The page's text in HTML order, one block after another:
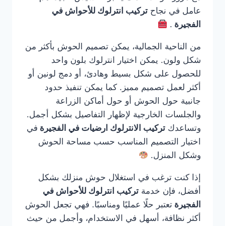
عامل في نجاح تركيب انترلوك للأحواش في
الفجيرة .
من الناحية الجمالية، يمكن تصميم الحوش بأكثر من
شكل ولون. يمكن اختيار انترلوك بلون واحد
للحصول على شكل بسيط وهادئ، أو دمج لونين أو
أكثر لعمل تصميم مميز. كما يمكن تنفيذ حدود
جانبية حول الحوش أو حول أماكن الزراعة
والجلسات الخارجية لإظهار التفاصيل بشكل أجمل.
وتساعدك تركيب الانترلوك ارضيات في الفجيرة في
اختيار التصميم المناسب حسب مساحة الحوش
وشكل المنزل.
إذا كنت ترغب في استغلال حوش منزلك بشكل
أفضل، فإن خدمة تركيب انترلوك للأحواش في
الفجيرة تعتبر حلًا عمليًا ومناسبًا. فهي تجعل الحوش
أكثر نظافة، أسهل في الاستخدام، وأجمل من حيث